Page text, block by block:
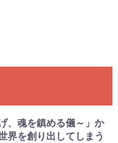
、魂を鎮める儀～」か
界を創り出してしまう